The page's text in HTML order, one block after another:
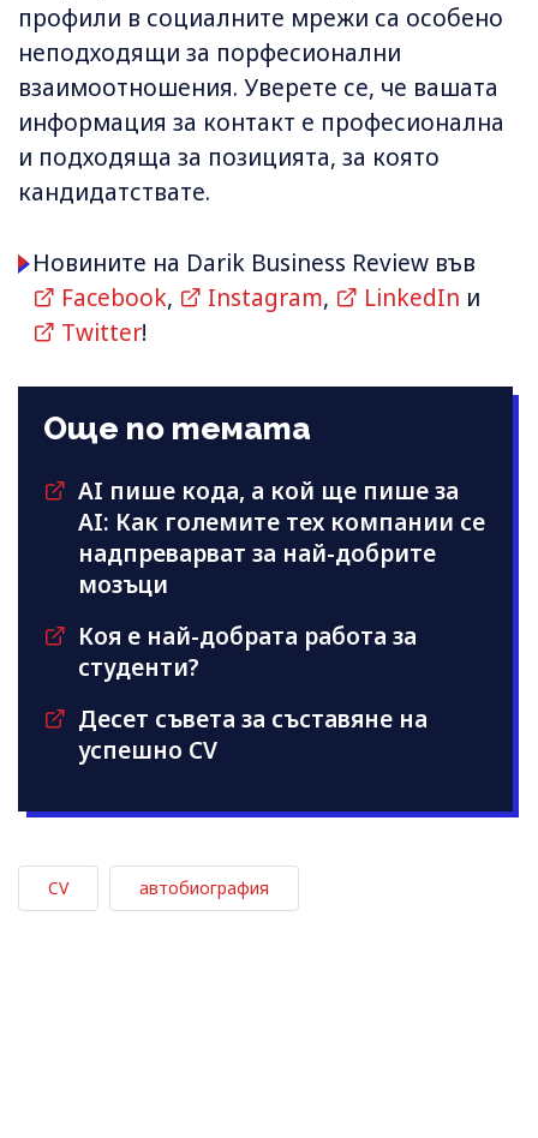
профили в социалните мрежи са особено
неподходящи за порфесионални
взаимоотношения. Уверете се, че вашата
информация за контакт е професионална
и подходяща за позицията, за която
кандидатствате.
Новините на Darik Business Review във
Facebook, Instagram, LinkedIn и
Twitter!
Още по темата
AI пише кода, a кой ще пише за
AI: Как големите тех компании се
надпреварват за най-добрите
мозъци
Коя е най-добрата работа за
студенти?
Десет съвета за съставяне на
успешно CV
CV автобиография